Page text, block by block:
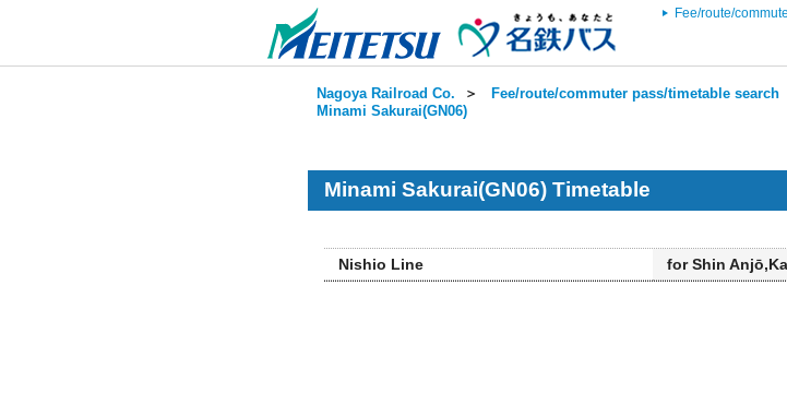
Fee/route/
Nagoya Railroad Co. ＞ Fee/route/commuter pass/timetable search
Minami Sakurai(GN06)
Minami Sakurai(GN06) Timetable
Nishio Line for Shin